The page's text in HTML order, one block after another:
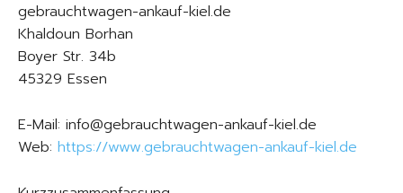
gebrauchtwagen-ankauf-kiel.de
Khaldoun Borhan
Boyer Str. 34b
45329 Essen
E-Mail: info@gebrauchtwagen-ankauf-kiel.de
Web: https://www.gebrauchtwagen-ankauf-kiel.de